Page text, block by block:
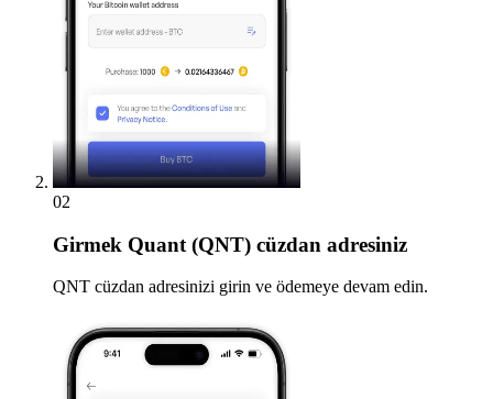
02
Girmek Quant (QNT) cüzdan adresiniz
QNT cüzdan adresinizi girin ve ödemeye devam edin.